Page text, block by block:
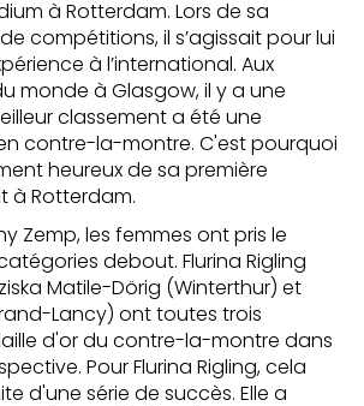
à Rotterdam. Lors de sa
compétitions, il s’agissait pour lui
à l’international. Aux
monde à Glasgow, il y a une
classement a été une
contre-la-montre. C'est pourquoi
heureux de sa première
à Rotterdam.
Zemp, les femmes ont pris le
debout. Flurina Rigling
Matile-Dörig (Winterthur) et
Lancy) ont toutes trois
d'or du contre-la-montre dans
Pour Flurina Rigling, cela
d'une série de succès. Elle a